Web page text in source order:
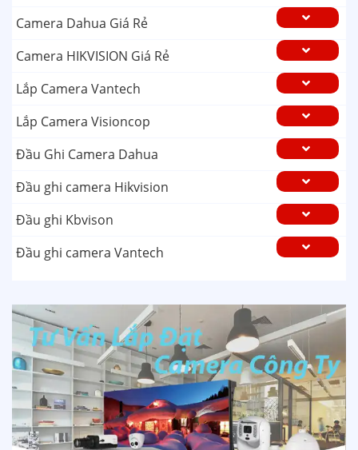
Camera Dahua Giá Rẻ
Camera HIKVISION Giá Rẻ
Lắp Camera Vantech
Lắp Camera Visioncop
Đầu Ghi Camera Dahua
Đầu ghi camera Hikvision
Đầu ghi Kbvison
Đầu ghi camera Vantech